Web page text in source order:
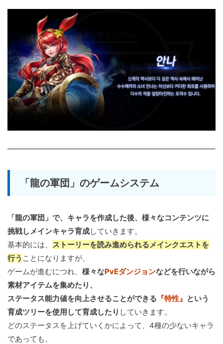
「龍の軍団」のゲームシステム
「龍の軍団」で、キャラを作成した後、様々なコンテンツに
挑戦しメインキャラ育成していきます。
基本的には、 ストーリーを読み進められるメインクエストを
行う ことになりますが、
ゲームが進むにつれ、 様々なPvEダンジョンなどを行いながら
素材アイテムを集めたり、
ステータス能力値を向上させることができる 『特性』 という
育成ツリーを使用して育成したり していきます。
どのステータスを上げていくかによって、4種の少ないキャラ
であっても、